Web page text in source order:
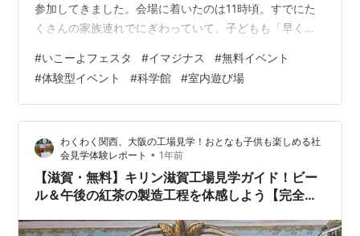
参加してきました。会場に着いたのは11時頃。すでにた
くさんの家族連れでにぎわっていて、子どもも「早く入
色とりどりのブースやステージが広がっていて、親子と
もにワクワク感が一気に高まりました。 出典：いこーよ
フェスタ公式サイト いこーよフェスタって何？ →今年の
テーマは「カガクな秋を見つけにいこーよ in イマジナ
ス」 身近な生活に隠された「カガク」の不思議をひも解
き、知的好奇心をくすぐ…
#いこーよフェスタ #イマジナス #無料イベント
#体験型イベント #科学館 #室内遊び場
わくわく関西、大阪の工場見学！おとなも子供も楽しめる社
会見学体験レポート • 1年前
【滋賀・無料】キリン滋賀工場見学ガイド！ビー
ル＆午後の紅茶の製造工程を体感しよう【完全ガ